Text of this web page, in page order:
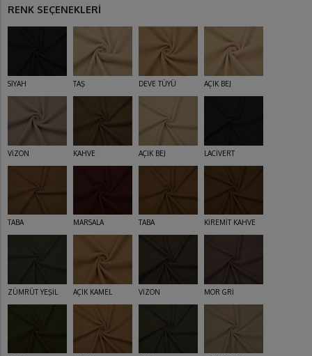
RENK SEÇENEKLERİ
SİYAH TAŞ DEVE TÜYÜ AÇIK BEJ
VİZON KAHVE AÇIK BEJ LACİVERT
TABA MARSALA TABA KİREMİT KAHVE
ZÜMRÜT YEŞİL AÇIK KAMEL VİZON MOR GRİ